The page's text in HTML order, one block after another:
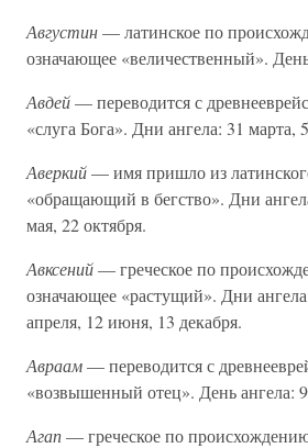
Августин— латинское по
означающее «величественный».
Авдей— переводится с
«слуга Бога». Дни ангела: 31 марта,
Аверкий— имя пришло из
«обращающий в бегство». Дни
мая, 22 октября.
Авксений— греческое по
означающее «растущий». Дни
апреля, 12 июня, 13 декабря.
Авраам— переводится с
«возвышенный отец». День ангела:
Агап— греческое по